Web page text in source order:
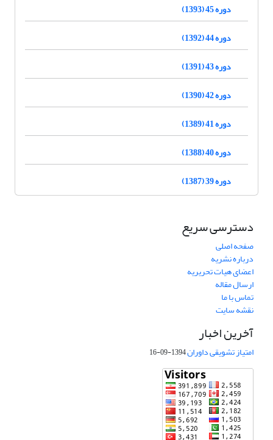
دوره 45 (1393)
دوره 44 (1392)
دوره 43 (1391)
دوره 42 (1390)
دوره 41 (1389)
دوره 40 (1388)
دوره 39 (1387)
دسترسی سریع
صفحه اصلی
درباره نشریه
اعضای هیات تحریریه
ارسال مقاله
تماس با ما
نقشه سایت
آخرین اخبار
امتیاز تشویقی داوران1394-09-16